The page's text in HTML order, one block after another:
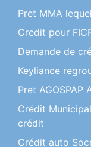
Pret MMA
Credit pour
Demande de
Keyliance
Pret AGOSPAP
Crédit
crédit
Crédit auto